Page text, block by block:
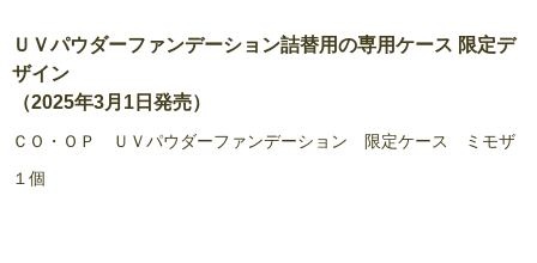
ＵＶパウダーファンデーション詰替用の専用ケース 限定デ
ザイン
（2025年3月1日発売）
ＣＯ・ＯＰ ＵＶパウダーファンデーション 限定ケース ミモザ
１個